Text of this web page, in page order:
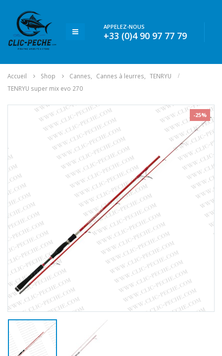
APPELEZ-NOUS
+33 (0)4 90 97 77 79
Accueil Shop Cannes Cannes à leurres
TENRYU
TENRYU super mix evo 270
-25%